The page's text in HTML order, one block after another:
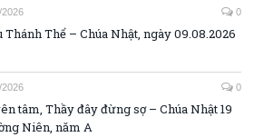
2026 0
Thánh Thể – Chúa Nhật, ngày 09.08.2026
2026 0
tâm, Thầy đây đừng sợ – Chúa Nhật 19
Niên, năm A